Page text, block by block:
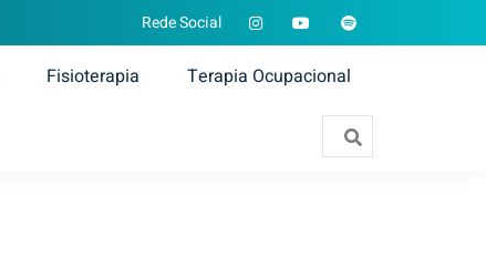
Rede Social
Fisioterapia Terapia Ocupacional